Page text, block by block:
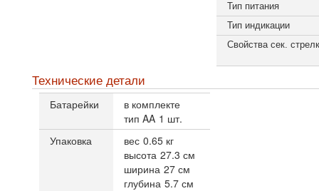
Тип питания
Тип индикации
Свойства сек.
Технические детали
Батарейки
в комплекте
тип AA 1 шт.
Упаковка
вес 0.65 кг
высота 27.3 см
ширина 27 см
глубина 5.7 см